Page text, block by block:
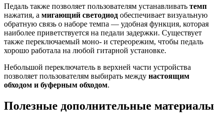
Педаль также позволяет пользователям устанавливать темп
нажатия, а мигающий светодиод обеспечивает визуальную
обратную связь о наборе темпа — удобная функция, которая
наиболее приветствуется на педали задержки. Существует
также переключаемый моно- и стереорежим, чтобы педаль
хорошо работала на любой гитарной установке.
Небольшой переключатель в верхней части устройства
позволяет пользователям выбирать между настоящим
обходом и буферным обходом.
Полезные дополнительные материалы